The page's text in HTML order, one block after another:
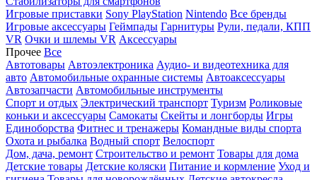
Игровые приставки Sony PlayStation Nintendo Все бренды
Игровые аксессуары Геймпады Гарнитуры Рули, педали, КПП
VR Очки и шлемы VR Аксессуары
Прочее Все
Автотовары Автоэлектроника Аудио- и видеотехника для
авто Автомобильные охранные системы Автоаксессуары
Автозапчасти Автомобильные инструменты
Спорт и отдых Электрический транспорт Туризм Роликовые
коньки и аксессуары Самокаты Скейты и лонгборды Игры
Единоборства Фитнес и тренажеры Командные виды спорта
Охота и рыбалка Водный спорт Велоспорт
Дом, дача, ремонт Строительство и ремонт Товары для дома
Детские товары Детские коляски Питание и кормление Уход и